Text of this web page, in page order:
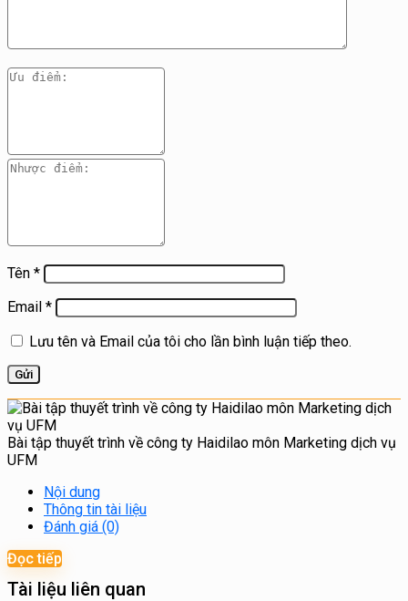
Tên *
Email *
Lưu tên và Email của tôi cho lần bình luận tiếp theo.
Bài tập thuyết trình về công ty Haidilao môn Marketing dịch vụ
UFM
Nội dung
Thông tin tài liệu
Đánh giá (0)
Đọc tiếp
Tài liệu liên quan